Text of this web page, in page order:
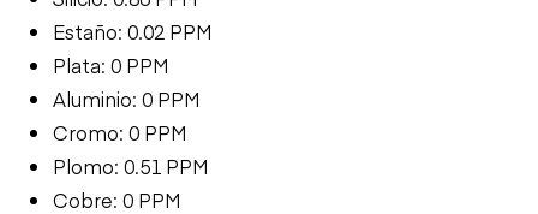
Estaño: 0.02 PPM
Plata: 0 PPM
Aluminio: 0 PPM
Cromo: 0 PPM
Plomo: 0.51 PPM
Cobre: 0 PPM